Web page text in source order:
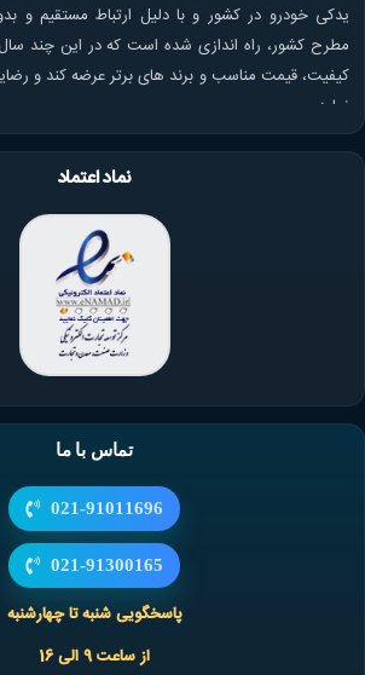
یدکی خودرو در کشور و با دلیل ارتباط مستقیم و
مطرح کشور، راه اندازی شده است که در این چند سال
کیفیت، قیمت مناسب و برند های برتر عرضه کند و
نماید.
نماد اعتماد
تماس با ما
021-91011696
021-91300165
پاسخگویی شنبه تا چهارشنبه
از ساعت 9 الی 16